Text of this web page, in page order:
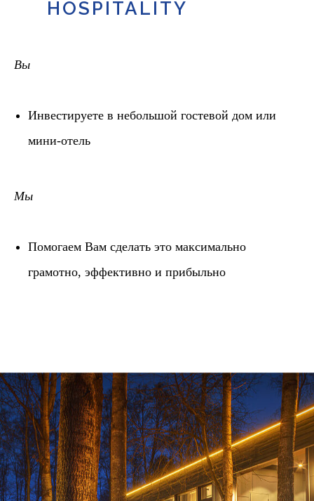
HOSPITALITY
Вы
Инвестируете в небольшой гостевой дом или
мини-отель
Мы
Помогаем Вам сделать это максимально
грамотно, эффективно и прибыльно